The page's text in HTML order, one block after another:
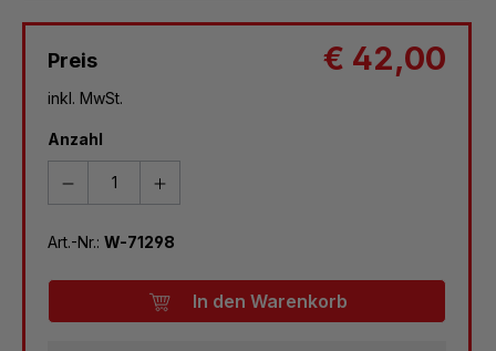
Preis € 42,00
inkl. MwSt.
Anzahl
Art.-Nr.: W-71298
In den Warenkorb